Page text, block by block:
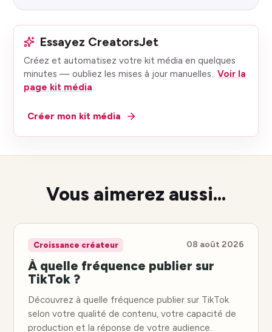
Essayez CreatorsJet
Créez et automatisez votre kit média en quelques
minutes — oubliez les mises à jour manuelles.
Voir la
page kit média
Créer mon kit média
Vous aimerez aussi...
Croissance créateur 08 août 2026
À quelle fréquence publier sur
TikTok ?
Découvrez à quelle fréquence publier sur TikTok
selon votre qualité de contenu, votre capacité de
production et la réponse de votre audience.